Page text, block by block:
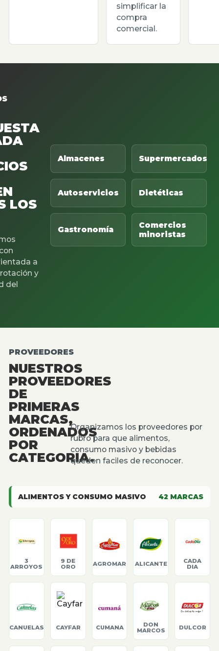
simplificar la
compra
comercial.
LOS
a
y
del
Almacenes Supermercados
Autoservicios Dietéticas
Gastronomía
Comercios
minoristas
PROVEEDORES
NUESTROS
PROVEEDORES
DE
PRIMERAS
MARCAS,
ORDENADOS
POR
CATEGORIA.
Organizamos los proveedores por
rubro para que alimentos,
consumo masivo y bebidas
queden faciles de reconocer.
ALIMENTOS Y CONSUMO MASIVO 42 MARCAS
3
ARROYOS
9 DE
ORO
AGROMAR ALICANTE
CADA
DIA
CANUELAS CAYFAR CUMANA
DON
MARCOS
DULCOR